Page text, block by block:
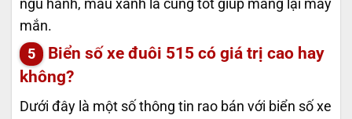
ngũ hành, màu xanh lá cũng tốt giúp mang lại may
mắn.
Biển số xe đuôi 515 có giá trị cao hay
không?
Dưới đây là một số thông tin rao bán với biển số xe